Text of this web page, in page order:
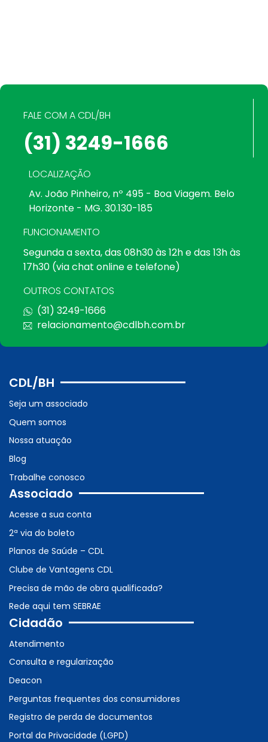
FALE COM A CDL/BH
(31) 3249-1666
LOCALIZAÇÃO
Av. João Pinheiro, nº 495 - Boa Viagem. Belo
Horizonte - MG. 30.130-185
FUNCIONAMENTO
Segunda a sexta, das 08h30 às 12h e das 13h às
17h30 (via chat online e telefone)
OUTROS CONTATOS
(31) 3249-1666
relacionamento@cdlbh.com.br
CDL/BH
Seja um associado
Quem somos
Nossa atuação
Blog
Trabalhe conosco
Associado
Acesse a sua conta
2ª via do boleto
Planos de Saúde – CDL
Clube de Vantagens CDL
Precisa de mão de obra qualificada?
Rede aqui tem SEBRAE
Cidadão
Atendimento
Consulta e regularização
Deacon
Perguntas frequentes dos consumidores
Registro de perda de documentos
Portal da Privacidade (LGPD)